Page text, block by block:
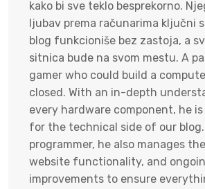
kako bi sve teklo besprekorno.
ljubav prema računarima ključni
blog funkcioniše bez zastoja, a
sitnica bude na svom mestu. A
gamer who could build a
closed. With an in-depth
every hardware component, he
for the technical side of our blog.
programmer, he also manages
website functionality, and
improvements to ensure